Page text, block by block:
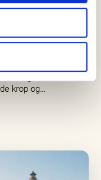
i
i Skagen
krop og…